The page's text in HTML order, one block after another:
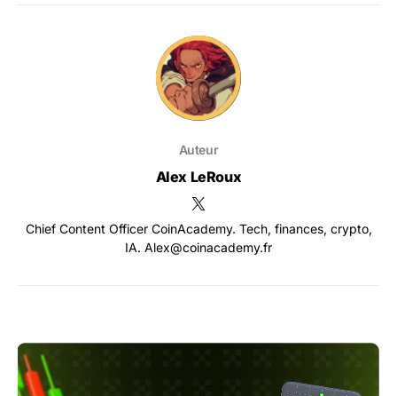
Auteur
Alex LeRoux
Chief Content Officer CoinAcademy. Tech, finances, crypto,
IA. Alex@coinacademy.fr